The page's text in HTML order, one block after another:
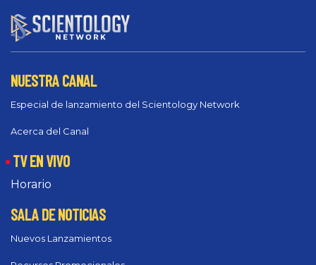
NUESTRA CANAL
Especial de lanzamiento del Scientology Network
Acerca del Canal
TV EN VIVO
Horario
SALA DE NOTICIAS
Nuevos Lanzamientos